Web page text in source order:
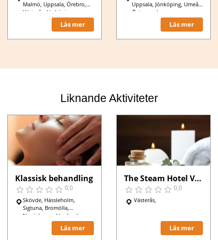
Malmö, Uppsala, Örebro,
Västerås, Jönköping,
Karlstad, Luleå,
Läs mer
Uppsala, Jönköping, Umeå,
Östersund,
Läs mer
Liknande Aktiviteter
Klassisk behandling
0,0
Skövde, Hässleholm,
Sigtuna, Bromölla,
Nynäshamn, Upplands
Väsby, Göteborg,
Stockholm, Malmö,Läs mer
The Steam Hotel Västerås
0,0
Västerås,
Läs mer